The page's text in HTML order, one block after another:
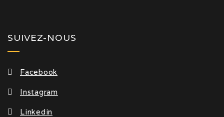
SUIVEZ-NOUS
Facebook
Instagram
Linkedin